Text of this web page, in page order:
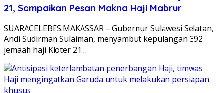
21, Sampaikan Pesan Makna Haji Mabrur
SUARACELEBES.MAKASSAR – Gubernur Sulawesi Selatan,
Andi Sudirman Sulaiman, menyambut kepulangan 392
jemaah haji Kloter 21…